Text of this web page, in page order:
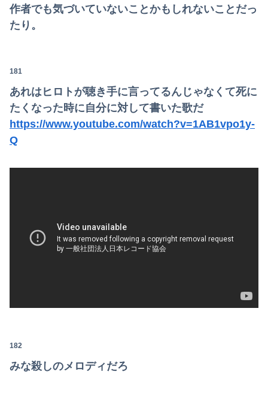
作者でも気づいていないことかもしれないことだっ
たり。
181
あれはヒロトが聴き手に言ってるんじゃなくて死に
たくなった時に自分に対して書いた歌だ
https://www.youtube.com/watch?v=1AB1vpo1y-
Q
182
みな殺しのメロディだろ